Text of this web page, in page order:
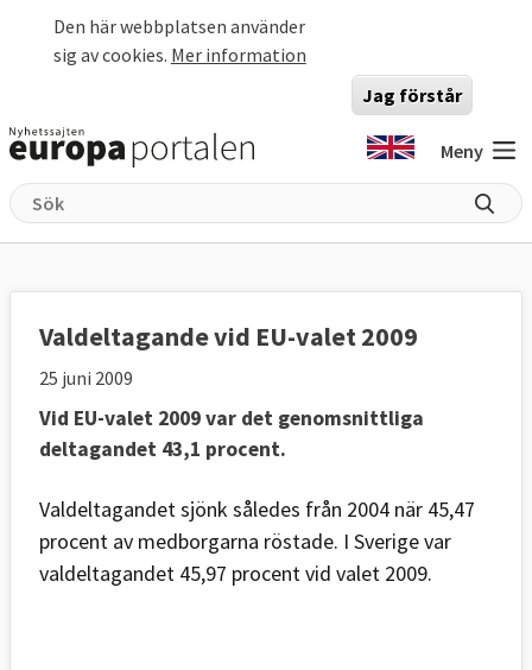
Den här webbplatsen använder
sig av cookies. Mer information
Jag förstår
Meny
Valdeltagande vid EU-valet 2009
25 juni 2009
Vid EU-valet 2009 var det genomsnittliga
deltagandet 43,1 procent.
Valdeltagandet sjönk således från 2004 när 45,47
procent av medborgarna röstade. I Sverige var
valdeltagandet 45,97 procent vid valet 2009.